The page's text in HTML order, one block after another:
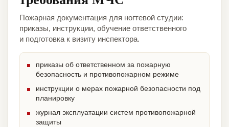
Пожарная документация для ногтевой студии:
приказы, инструкции, обучение ответственного
и подготовка к визиту инспектора.
приказы об ответственном за пожарную
безопасность и противопожарном режиме
инструкции о мерах пожарной безопасности под
планировку
журнал эксплуатации систем противопожарной
защиты